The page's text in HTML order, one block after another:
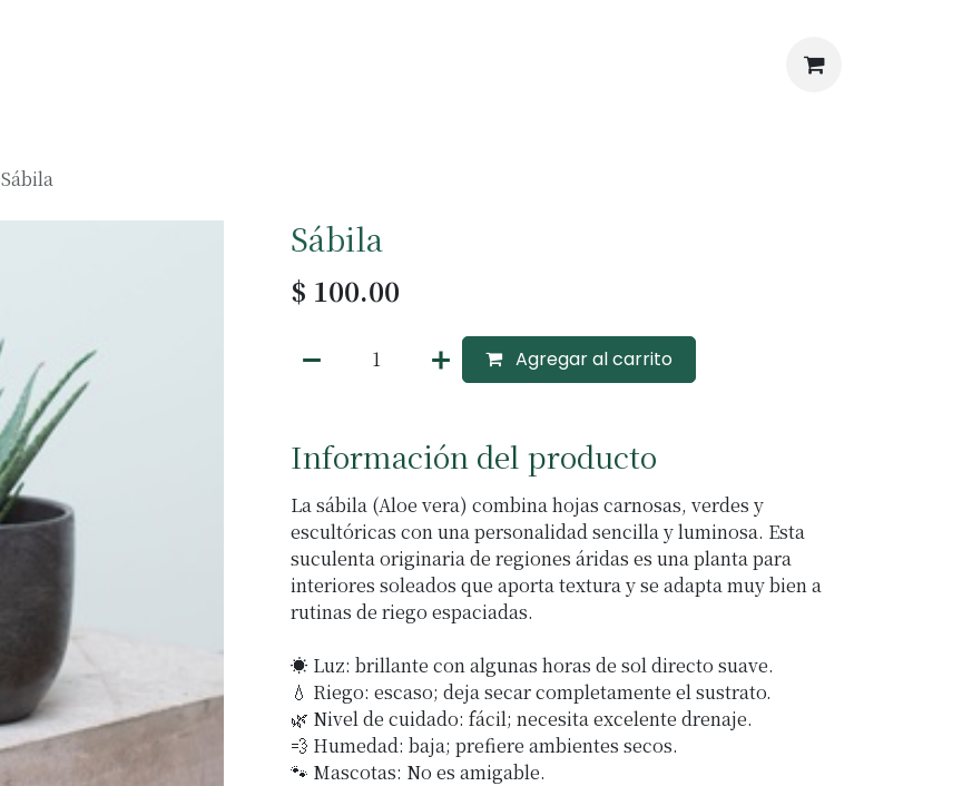
Sábila
Sábila
$ 100.00
Agregar al carrito
Información del producto
La sábila (Aloe vera) combina hojas carnosas, verdes y
escultóricas con una personalidad sencilla y luminosa. Esta
suculenta originaria de regiones áridas es una planta para
interiores soleados que aporta textura y se adapta muy bien a
rutinas de riego espaciadas.
☀️ Luz: brillante con algunas horas de sol directo suave.
💧 Riego: escaso; deja secar completamente el sustrato.
🌿 Nivel de cuidado: fácil; necesita excelente drenaje.
💨 Humedad: baja; prefiere ambientes secos.
🐾 Mascotas: No es amigable.